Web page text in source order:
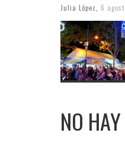
Julia López 6
NO